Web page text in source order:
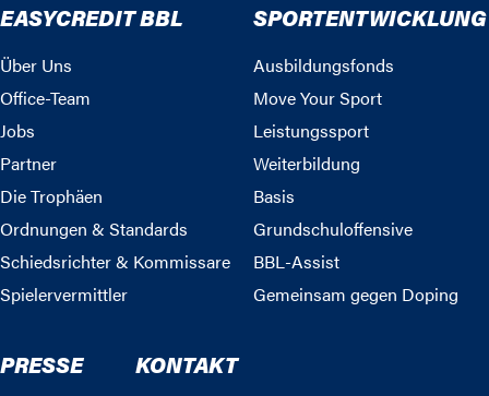
EASYCREDIT BBL
Über Uns
Office-Team
Jobs
Partner
Die Trophäen
Ordnungen & Standards
Schiedsrichter & Kommissare
Spielervermittler
SPORTENTWICKLUNG
Ausbildungsfonds
Move Your Sport
Leistungssport
Weiterbildung
Basis
Grundschuloffensive
BBL-Assist
Gemeinsam gegen Doping
PRESSE KONTAKT